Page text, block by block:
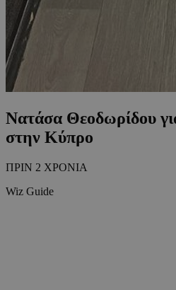
Νατάσα Θεοδωρίδου
στην Κύπρο
ΠΡΙΝ 2 ΧΡΟΝΙΑ
Wiz Guide